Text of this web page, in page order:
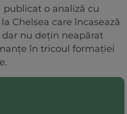
publicat o analiză cu
Chelsea care încasează
nu dețin neapărat
în tricoul formației